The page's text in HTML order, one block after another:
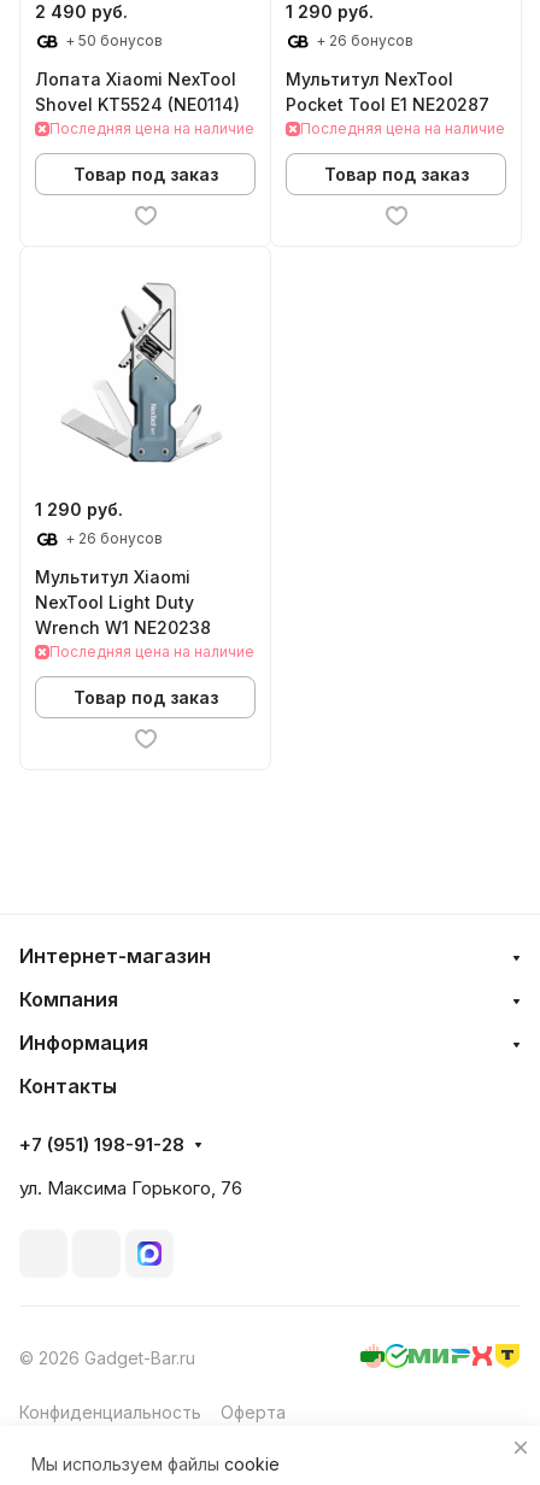
2 490 руб.
+ 50 бонусов
Лопата Xiaomi NexTool
Shovel KT5524 (NE0114)
Последняя цена на наличие
Товар под заказ
1 290 руб.
+ 26 бонусов
Мультитул NexTool
Pocket Tool E1 NE20287
Последняя цена на наличие
Товар под заказ
1 290 руб.
+ 26 бонусов
Мультитул Xiaomi
NexTool Light Duty
Wrench W1 NE20238
Последняя цена на наличие
Товар под заказ
Интернет-магазин
Компания
Информация
Контакты
+7 (951) 198-91-28
ул. Максима Горького, 76
© 2026 Gadget-Bar.ru
Конфиденциальность Оферта
Мы используем файлы cookie